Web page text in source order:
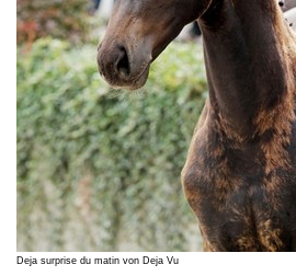
Deja surprise du matin von Deja Vu